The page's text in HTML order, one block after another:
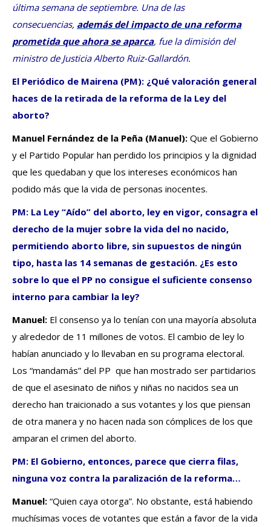
última semana de septiembre. Una de las
consecuencias, además del impacto de una reforma
prometida que ahora se aparca, fue la dimisión del
ministro de Justicia Alberto Ruiz-Gallardón.
El Periódico de Mairena (PM): ¿Qué valoración general
haces de la retirada de la reforma de la Ley del
aborto?
Manuel Fernández de la Peña (Manuel): Que el Gobierno
y el Partido Popular han perdido los principios y la dignidad
que les quedaban y que los intereses económicos han
podido más que la vida de personas inocentes.
PM: La Ley “Aído” del aborto, ley en vigor, consagra el
derecho de la mujer sobre la vida del no nacido,
permitiendo aborto libre, sin supuestos de ningún
tipo, hasta las 14 semanas de gestación. ¿Es esto
sobre lo que el PP no consigue el suficiente consenso
interno para cambiar la ley?
Manuel: El consenso ya lo tenían con una mayoría absoluta
y alrededor de 11 millones de votos. El cambio de ley lo
habían anunciado y lo llevaban en su programa electoral.
Los “mandamás” del PP que han mostrado ser partidarios
de que el asesinato de niños y niñas no nacidos sea un
derecho han traicionado a sus votantes y los que piensan
de otra manera y no hacen nada son cómplices de los que
amparan el crimen del aborto.
PM: El Gobierno, entonces, parece que cierra filas,
ninguna voz contra la paralización de la reforma…
Manuel: “Quien caya otorga”. No obstante, está habiendo
muchísimas voces de votantes que están a favor de la vida